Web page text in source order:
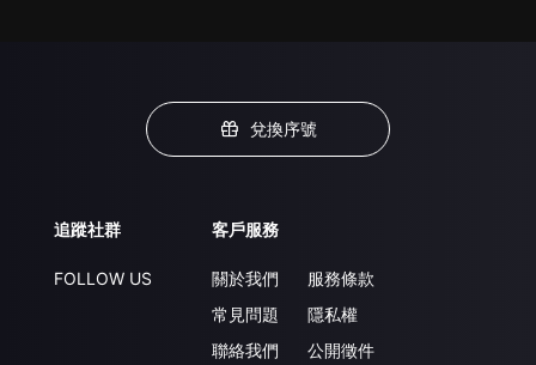
兌換序號
追蹤社群
FOLLOW US
客戶服務
關於我們
常見問題
聯絡我們
服務條款
隱私權
公開徵件